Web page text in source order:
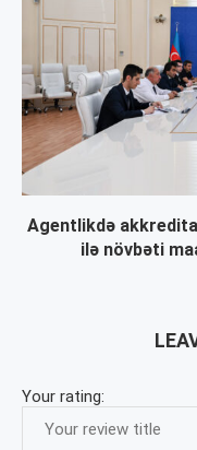
Agentlikdə
ilə növbəti
Your rating: